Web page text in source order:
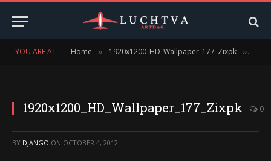
YOU ARE AT: Home » 1920x1200_HD_Wallpaper_177_Zixpk »
1920x1200_HD_Wallpaper_177_Zixpk 0
BY DJANGO ON OCTOBER 4, 2012